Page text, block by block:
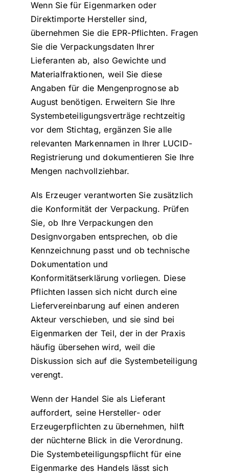
Wenn Sie für Eigenmarken oder
Direktimporte Hersteller sind,
übernehmen Sie die EPR-Pflichten. Fragen
Sie die Verpackungsdaten Ihrer
Lieferanten ab, also Gewichte und
Materialfraktionen, weil Sie diese
Angaben für die Mengenprognose ab
August benötigen. Erweitern Sie Ihre
Systembeteiligungsverträge rechtzeitig
vor dem Stichtag, ergänzen Sie alle
relevanten Markennamen in Ihrer LUCID-
Registrierung und dokumentieren Sie Ihre
Mengen nachvollziehbar.
Als Erzeuger verantworten Sie zusätzlich
die Konformität der Verpackung. Prüfen
Sie, ob Ihre Verpackungen den
Designvorgaben entsprechen, ob die
Kennzeichnung passt und ob technische
Dokumentation und
Konformitätserklärung vorliegen. Diese
Pflichten lassen sich nicht durch eine
Liefervereinbarung auf einen anderen
Akteur verschieben, und sie sind bei
Eigenmarken der Teil, der in der Praxis
häufig übersehen wird, weil die
Diskussion sich auf die Systembeteiligung
verengt.
Wenn der Handel Sie als Lieferant
auffordert, seine Hersteller- oder
Erzeugerpflichten zu übernehmen, hilft
der nüchterne Blick in die Verordnung.
Die Systembeteiligungspflicht für eine
Eigenmarke des Handels lässt sich